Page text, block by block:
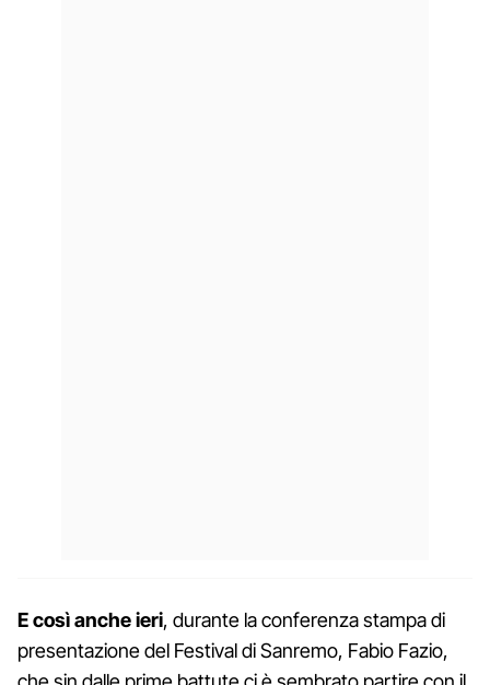
E così anche ieri, durante la conferenza stampa di
presentazione del Festival di Sanremo, Fabio Fazio,